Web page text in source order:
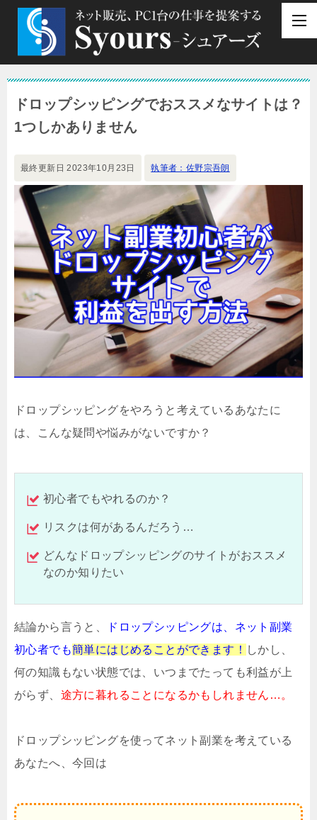
ドロップシッピングでおススメなサイトは？
1つしかありません
最終更新日2023年10月23日 執筆者：佐野宗吾朗
ドロップシッピングをやろうと考えているあなたに
は、こんな疑問や悩みがないですか？
初心者でもやれるのか？
リスクは何があるんだろう…
どんなドロップシッピングのサイトがおススメ
なのか知りたい
結論から言うと、 ドロップシッピングは、 ネット副業
初心者でも簡単にはじめることができます！ しかし、
何の知識もない状態では、いつまでたっても利益が上
がらず、 途方に暮れることになるかもしれません…。
ドロップシッピングを使ってネット副業を考えている
あなたへ、今回は